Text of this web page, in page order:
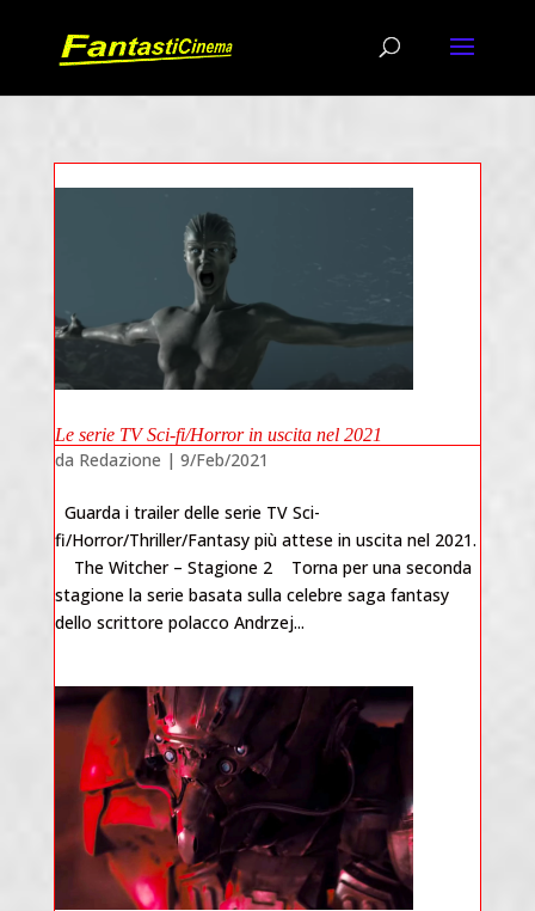
Le serie TV Sci-fi/Horror in uscita nel 2021
da Redazione | 9/Feb/2021
Guarda i trailer delle serie TV Sci-
fi/Horror/Thriller/Fantasy più attese in uscita nel 2021.
The Witcher – Stagione 2 Torna per una seconda
stagione la serie basata sulla celebre saga fantasy
dello scrittore polacco Andrzej...